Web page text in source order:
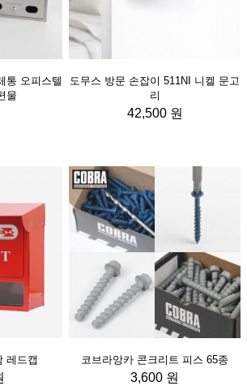
통 오피스텔
물
도무스 방문 손잡이 511NI 니켈 문고
리
42,500 원
레드캡 코브라앙카 콘크리트 피스 65종
3,600 원